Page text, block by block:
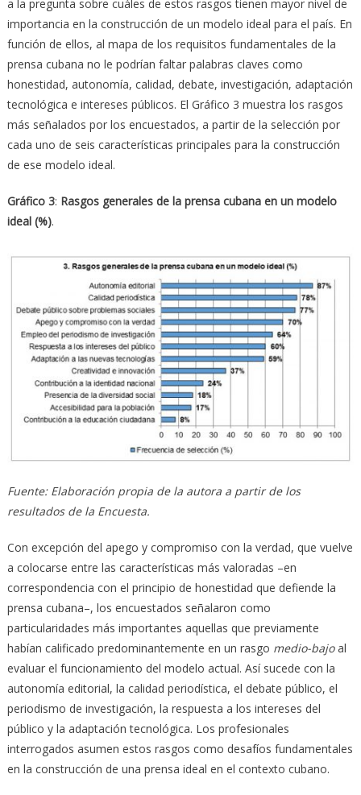
a la pregunta sobre cuáles de estos rasgos tienen mayor nivel de
importancia en la construcción de un modelo ideal para el país. En
función de ellos, al mapa de los requisitos fundamentales de la
prensa cubana no le podrían faltar palabras claves como
honestidad, autonomía, calidad, debate, investigación, adaptación
tecnológica e intereses públicos. El Gráfico 3 muestra los rasgos
más señalados por los encuestados, a partir de la selección por
cada uno de seis características principales para la construcción
de ese modelo ideal.
Gráfico 3: Rasgos generales de la prensa cubana en un modelo
ideal (%).
Fuente: Elaboración propia de la autora a partir de los
resultados de la Encuesta.
Con excepción del apego y compromiso con la verdad, que vuelve
a colocarse entre las características más valoradas –en
correspondencia con el principio de honestidad que defiende la
prensa cubana–, los encuestados señalaron como
particularidades más importantes aquellas que previamente
habían calificado predominantemente en un rasgo medio-bajoal
evaluar el funcionamiento del modelo actual. Así sucede con la
autonomía editorial, la calidad periodística, el debate público, el
periodismo de investigación, la respuesta a los intereses del
público y la adaptación tecnológica. Los profesionales
interrogados asumen estos rasgos como desafíos fundamentales
en la construcción de una prensa ideal en el contexto cubano.